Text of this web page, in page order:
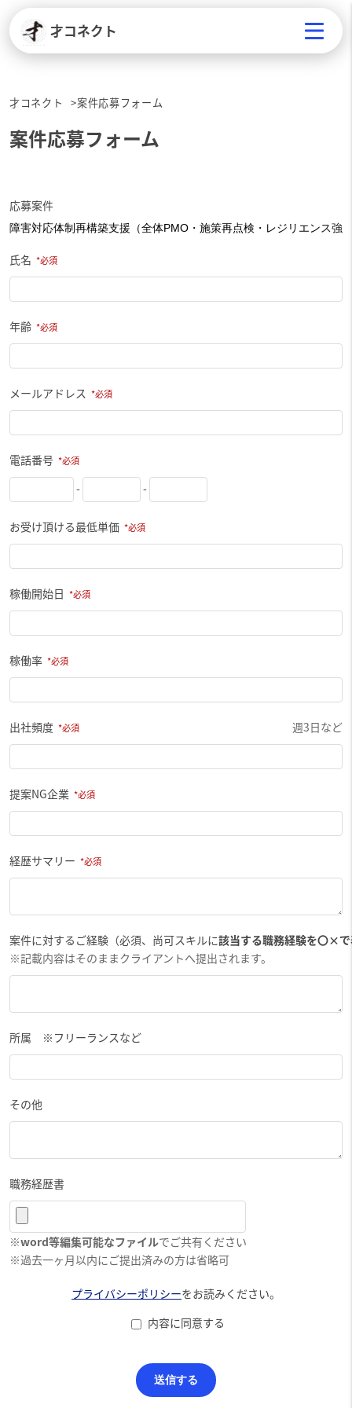
才コネクト
才コネクト 案件応募フォーム
案件応募フォーム
応募案件
氏名
年齢
メールアドレス
電話番号
-
-
お受け頂ける最低単価
稼働開始日
稼働率
出社頻度 週3日など
提案NG企業
経歴サマリー
案件に対するご経験（必須、尚可スキルに該当する職務経験を〇×
※記載内容はそのままクライアントへ提出されます。
所属 ※フリーランスなど
その他
職務経歴書
※word等編集可能なファイルでご共有ください
※過去一ヶ月以内にご提出済みの方は省略可
プライバシーポリシーをお読みください。
内容に同意する